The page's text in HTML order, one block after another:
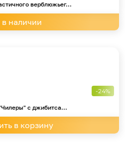
верблюжьег...
в наличии
-24%
с джибитса...
в корзину